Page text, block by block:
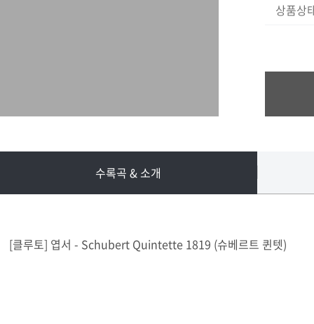
상품상
수록곡 & 소개
[클루토] 엽서 - Schubert Quintette 1819 (슈베르트 퀸텟)